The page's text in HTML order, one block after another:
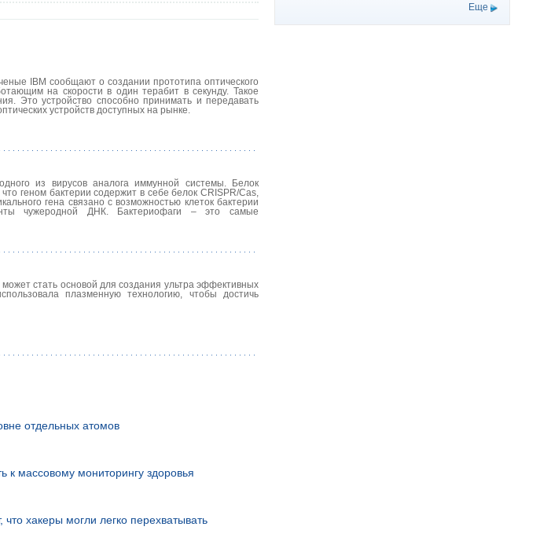
IBM сообщают о создании прототипа оптического
на скорости в один терабит в секунду. Такое
Это устройство способно принимать и передавать
устройств доступных на рынке.
из вирусов аналога иммунной системы. Белок
геном бактерии содержит в себе белок CRISPR/Cas,
гена связано с возможностью клеток бактерии
чужеродной ДНК. Бактериофаги – это самые
стать основой для создания ультра эффективных
плазменную технологию, чтобы достичь
отдельных атомов
к массовому мониторингу здоровья
хакеры могли легко перехватывать
Еще